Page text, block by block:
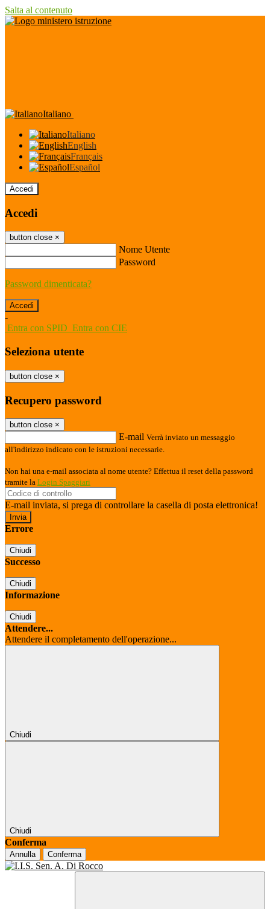
Salta al contenuto
Italiano
Italiano
English
Français
Español
Accedi
Accedi
button close ×
Nome Utente
Password
Password dimenticata?
-
Entra con SPID Entra con CIE
Seleziona utente
button close ×
Recupero password
button close ×
E-mail Verrà inviato un messaggio
all'indirizzo indicato con le istruzioni necessarie.
Non hai una e-mail associata al nome utente? Effettua il reset della password
tramite la Login Spaggiari
E-mail inviata, si prega di controllare la casella di posta elettronica!
Errore
Chiudi
Successo
Chiudi
Informazione
Chiudi
Attendere...
Attendere il completamento dell'operazione...
Chiudi
Chiudi
Conferma
Annulla Conferma